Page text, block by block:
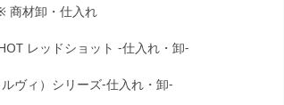
商材卸・仕入れ
レッドショット -仕入れ・卸-
ルヴィ）シリーズ-仕入れ・卸-